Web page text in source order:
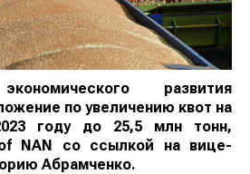
развития
по увеличению квот на
году до 25,5 млн тонн,
NAN
со ссылкой на вице-
Абрамченко.